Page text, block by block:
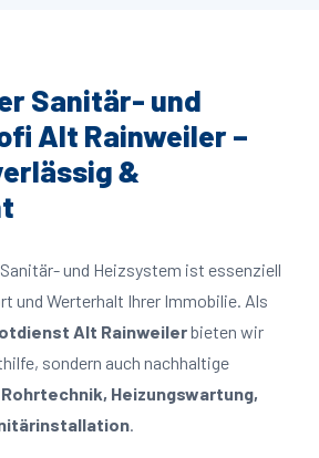
Sanitär- und
Alt Rainweiler –
&
und Heizsystem ist essenziell
und Werterhalt Ihrer Immobilie. Als
Alt Rainweilerbieten wir
sondern auch nachhaltige
Rohrtechnik, Heizungswartung,
.